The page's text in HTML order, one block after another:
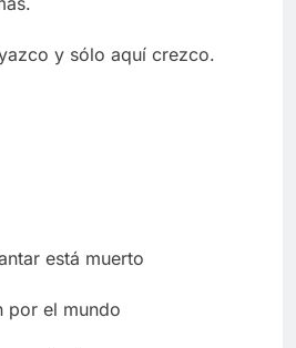
y sólo aquí crezco.
está muerto
por el mundo